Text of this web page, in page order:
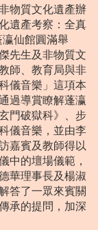
物質文化遺產辦
遺產考察：全真
仙館圓滿舉
先生及非物質文
師、教育局與非
儀音樂」這項本
過導賞瞭解蓬瀛
門破獄科》、步
儀音樂，並由李
嘉賓及教師得以
中的壇場儀範，
華理事長及楊淑
答了一眾來賓關
承的提問，加深